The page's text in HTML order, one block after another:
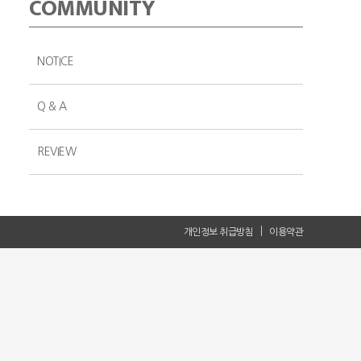
COMMUNITY
NOTICE
Q & A
REVIEW
개인정보 취급방침 이용약관